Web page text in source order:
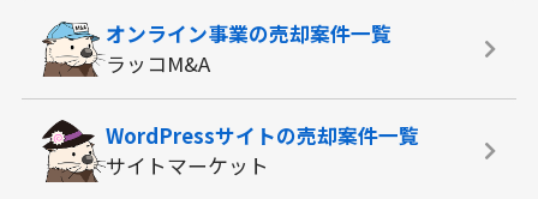
オンライン事業の売却案件一覧
ラッコM&A
WordPressサイトの売却案件一覧
サイトマーケット